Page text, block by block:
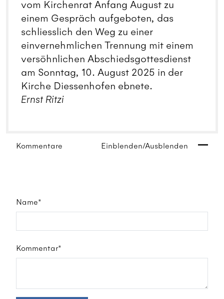
vom Kirchenrat Anfang August zu
einem Gespräch aufgeboten, das
schliesslich den Weg zu einer
einvernehmlichen Trennung mit einem
versöhnlichen Abschiedsgottesdienst
am Sonntag, 10. August 2025 in der
Kirche Diessenhofen ebnete.
Ernst Ritzi
Kommentare Einblenden/Ausblenden
Name*
Kommentar*